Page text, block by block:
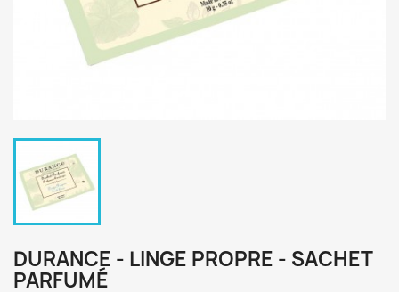
DURANCE - LINGE PROPRE - SACHET
PARFUMÉ